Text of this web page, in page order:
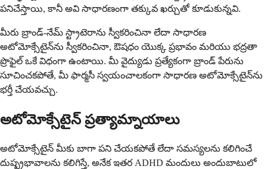
పనిచేస్తాయి, కానీ అవి సాధారణంగా తక్కువ ఖర్చుతో కూడుకున్నవి.
మీరు బ్రాండ్-నేమ్ స్ట్రాటెరాను స్వీకరించినా లేదా సాధారణ
అటోమోక్సేటైన్‌ను స్వీకరించినా, ఔషధం యొక్క ప్రభావం మరియు భద్రతా
ప్రొఫైల్ ఒకే విధంగా ఉంటాయి. మీ వైద్యుడు ప్రత్యేకంగా బ్రాండ్ పేరును
సూచించకపోతే, మీ ఫార్మసీ స్వయంచాలకంగా సాధారణ అటోమోక్సేటైన్‌ను
భర్తీ చేయవచ్చు.
అటోమోక్సేటైన్ ప్రత్యామ్నాయాలు
అటోమోక్సేటైన్ మీకు బాగా పని చేయకపోతే లేదా సమస్యలను కలిగించే
దుష్ప్రభావాలను కలిగిస్తే, అనేక ఇతర ADHD మందులు అందుబాటులో